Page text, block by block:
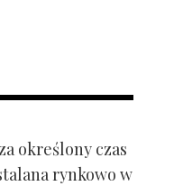
określony czas
rynkowo w